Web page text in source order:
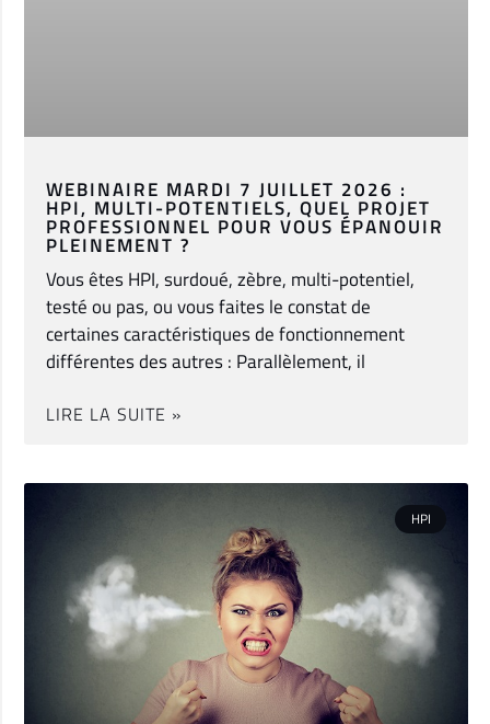
WEBINAIRE MARDI 7 JUILLET 2026 :
HPI, MULTI-POTENTIELS, QUEL PROJET
PROFESSIONNEL POUR VOUS ÉPANOUIR
PLEINEMENT ?
Vous êtes HPI, surdoué, zèbre, multi-potentiel,
testé ou pas, ou vous faites le constat de
certaines caractéristiques de fonctionnement
différentes des autres : Parallèlement, il
LIRE LA SUITE »
HPI